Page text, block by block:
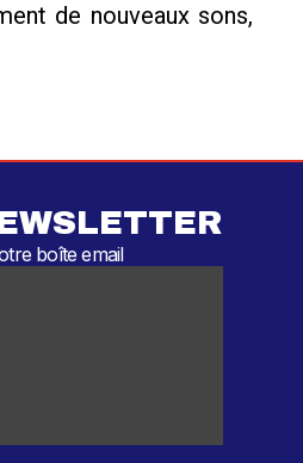
de nouveaux sons,
boîte email